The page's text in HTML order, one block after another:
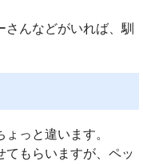
んなどがいれば、馴
っと違います。
てもらいますが、ペッ